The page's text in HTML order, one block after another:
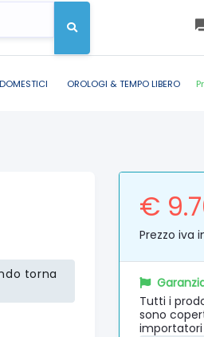
OROLOGI & TEMPO LIBERO
torna
€
Prezzo iva
Tutti i
sono
importatori